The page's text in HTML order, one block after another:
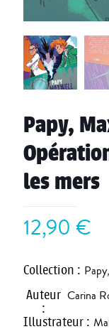
Papy,
les mers
12,90 €
Collection :
Auteur
:
Carina
Illustrateur :